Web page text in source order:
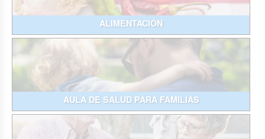
ALIMENTACIÓN
AULA DE SALUD PARA FAMILIAS